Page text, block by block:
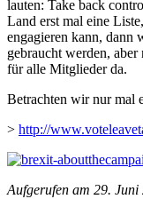
lauten: Take back
Land erst mal eine
engagieren kann, dann
gebraucht werden,
für alle Mitglieder da.
Betrachten wir nur mal
> http://
Aufgerufen am 29. Juni